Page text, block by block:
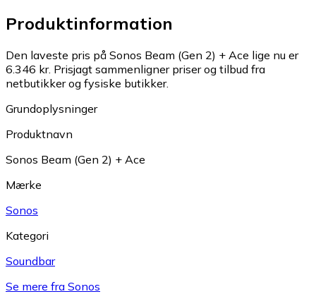
Produktinformation
Den laveste pris på Sonos Beam (Gen 2) + Ace lige nu er
6.346 kr. Prisjagt sammenligner priser og tilbud fra
netbutikker og fysiske butikker.
Grundoplysninger
Produktnavn
Sonos Beam (Gen 2) + Ace
Mærke
Sonos
Kategori
Soundbar
Se mere fra Sonos